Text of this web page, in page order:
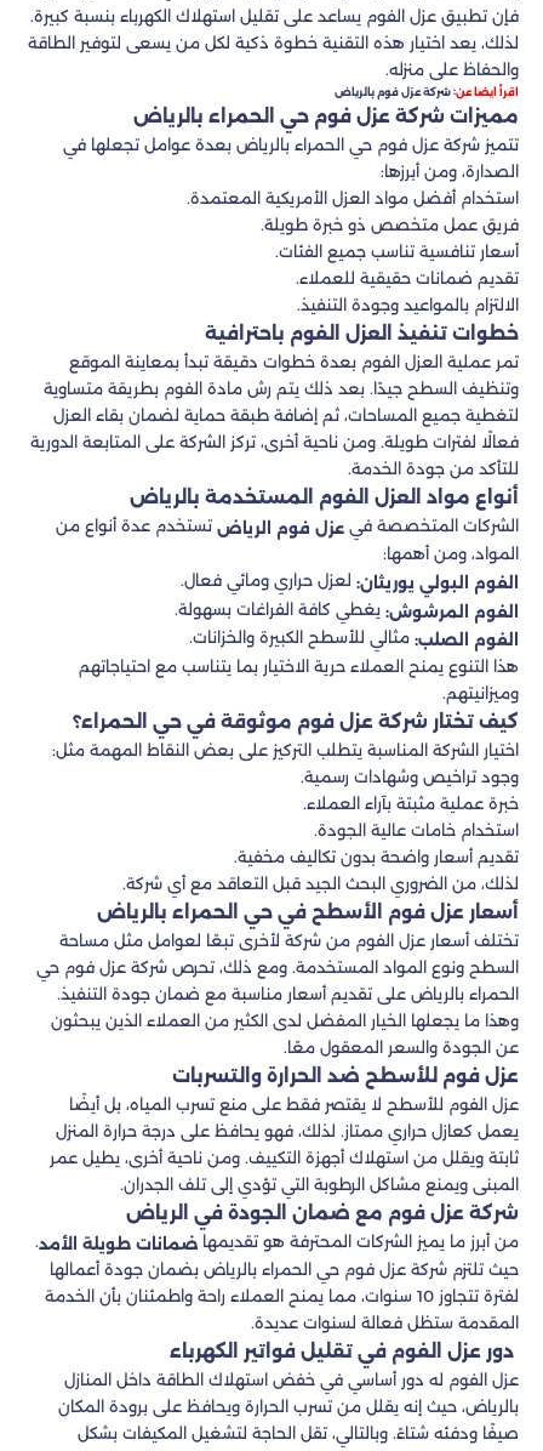
فإن تطبيق عزل الفوم يساعد على تقليل استهلاك الكهرباء بنسبة كبيرة.
لذلك، يعد اختيار هذه التقنية خطوة ذكية لكل من يسعى لتوفير الطاقة
والحفاظ على منزله.
اقرأ ايضا عن: شركة عزل فوم بالرياض
مميزات شركة عزل فوم حي الحمراء بالرياض
تتميز شركة عزل فوم حي الحمراء بالرياض بعدة عوامل تجعلها في
الصدارة، ومن أبرزها:
استخدام أفضل مواد العزل الأمريكية المعتمدة.
فريق عمل متخصص ذو خبرة طويلة.
أسعار تنافسية تناسب جميع الفئات.
تقديم ضمانات حقيقية للعملاء.
الالتزام بالمواعيد وجودة التنفيذ.
خطوات تنفيذ العزل الفوم باحترافية
تمر عملية العزل الفوم بعدة خطوات دقيقة تبدأ بمعاينة الموقع
وتنظيف السطح جيدًا. بعد ذلك يتم رش مادة الفوم بطريقة متساوية
لتغطية جميع المساحات، ثم إضافة طبقة حماية لضمان بقاء العزل
فعالًا لفترات طويلة. ومن ناحية أخرى، تركز الشركة على المتابعة الدورية
للتأكد من جودة الخدمة.
أنواع مواد العزل الفوم المستخدمة بالرياض
الشركات المتخصصة في عزل فوم الرياض تستخدم عدة أنواع من
المواد، ومن أهمها:
الفوم البولي يوريثان: لعزل حراري ومائي فعال.
الفوم المرشوش: يغطي كافة الفراغات بسهولة.
الفوم الصلب: مثالي للأسطح الكبيرة والخزانات.
هذا التنوع يمنح العملاء حرية الاختيار بما يتناسب مع احتياجاتهم
وميزانيتهم.
كيف تختار شركة عزل فوم موثوقة في حي الحمراء؟
اختيار الشركة المناسبة يتطلب التركيز على بعض النقاط المهمة مثل:
وجود تراخيص وشهادات رسمية.
خبرة عملية مثبتة بآراء العملاء.
استخدام خامات عالية الجودة.
تقديم أسعار واضحة بدون تكاليف مخفية.
لذلك، من الضروري البحث الجيد قبل التعاقد مع أي شركة.
أسعار عزل فوم الأسطح في حي الحمراء بالرياض
تختلف أسعار عزل الفوم من شركة لأخرى تبعًا لعوامل مثل مساحة
السطح ونوع المواد المستخدمة. ومع ذلك، تحرص شركة عزل فوم حي
الحمراء بالرياض على تقديم أسعار مناسبة مع ضمان جودة التنفيذ.
وهذا ما يجعلها الخيار المفضل لدى الكثير من العملاء الذين يبحثون
عن الجودة والسعر المعقول معًا.
عزل فوم للأسطح ضد الحرارة والتسربات
عزل الفوم للأسطح لا يقتصر فقط على منع تسرب المياه، بل أيضًا
يعمل كعازل حراري ممتاز. لذلك، فهو يحافظ على درجة حرارة المنزل
ثابتة ويقلل من استهلاك أجهزة التكييف. ومن ناحية أخرى، يطيل عمر
المبنى ويمنع مشاكل الرطوبة التي تؤدي إلى تلف الجدران.
شركة عزل فوم مع ضمان الجودة في الرياض
من أبرز ما يميز الشركات المحترفة هو تقديمها ضمانات طويلة الأمد.
حيث تلتزم شركة عزل فوم حي الحمراء بالرياض بضمان جودة أعمالها
لفترة تتجاوز 10 سنوات، مما يمنح العملاء راحة واطمئنان بأن الخدمة
المقدمة ستظل فعالة لسنوات عديدة.
دور عزل الفوم في تقليل فواتير الكهرباء
عزل الفوم له دور أساسي في خفض استهلاك الطاقة داخل المنازل
بالرياض، حيث إنه يقلل من تسرب الحرارة ويحافظ على برودة المكان
صيفًا ودفئه شتاءً. وبالتالي، تقل الحاجة لتشغيل المكيفات بشكل